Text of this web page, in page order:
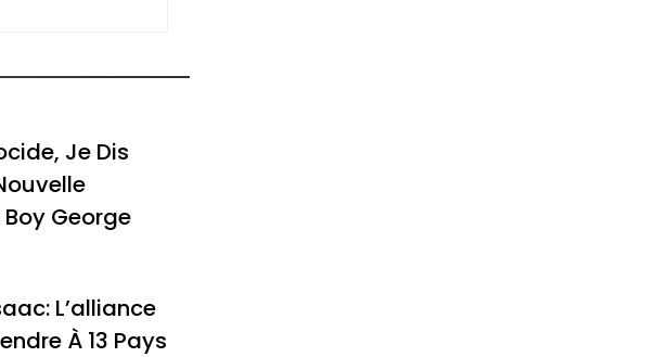
Je Dis
George
L’alliance
À 13 Pays